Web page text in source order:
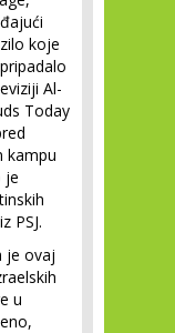
koje
Al-
Today
kampu
je
PSJ.
je ovaj
u